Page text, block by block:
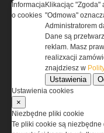
Informacja
o cookies
Klikacjąc "Zgoda"
"Odmowa"
Administratorem
Dane są
reklam. Masz
realizxacji
znajdziesz w
Ustawienia
Ustawienia cookies
×
Niezbędne pliki cookie
Te pliki cookie są niezbędne